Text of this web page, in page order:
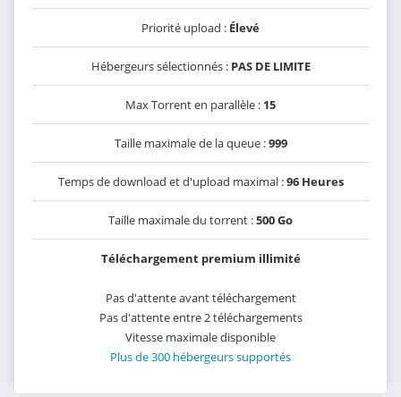
Priorité upload : Élevé
Hébergeurs sélectionnés : PAS DE LIMITE
Max Torrent en parallèle : 15
Taille maximale de la queue :999
Temps de download et d'upload maximal :96 Heures
Taille maximale du torrent :500 Go
Téléchargement premium illimité
Pas d'attente avant téléchargement
Pas d'attente entre 2 téléchargements
Vitesse maximale disponible
Plus de 300 hébergeurs supportés